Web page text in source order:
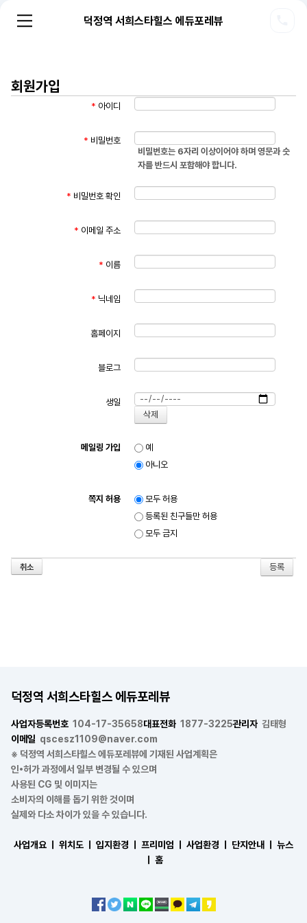
덕정역 서희스타힐스 에듀포레뷰
회원가입
* 아이디
* 비밀번호
비밀번호는 6자리 이상이어야 하며 영문과 숫
자를 반드시 포함해야 합니다.
* 비밀번호 확인
* 이메일 주소
* 이름
* 닉네임
홈페이지
블로그
생일
메일링 가입
예
아니오
쪽지 허용
모두 허용
등록된 친구들만 허용
모두 금지
취소
덕정역 서희스타힐스 에듀포레뷰
사업자등록번호 104-17-35658대표전화 1877-3225관리자 김태형
이메일 qscesz1109@naver.com
※ 덕정역 서희스타힐스 에듀포레뷰에 기재된 사업계획은
인•허가 과정에서 일부 변경될 수 있으며
사용된 CG 및 이미지는
소비자의 이해를 돕기 위한 것이며
실제와 다소 차이가 있을 수 있습니다.
사업개요 ㅣ 위치도 ㅣ 입지환경 ㅣ 프리미엄 ㅣ 사업환경 ㅣ 단지안내 ㅣ
뉴스
홈